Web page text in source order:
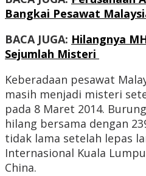
Bangkai Pesawat
BACA JUGA: Hilangnya
Sejumlah Misteri
Keberadaan pesawat
masih menjadi misteri
pada 8 Maret 2014.
hilang bersama dengan
tidak lama setelah lepas
Internasional Kuala
China.